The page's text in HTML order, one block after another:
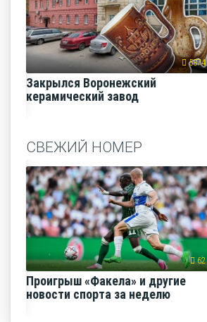
5874
Закрылся Воронежский
керамический завод
СВЕЖИЙ НОМЕР
62
Проигрыш «Факела» и другие
новости спорта за неделю